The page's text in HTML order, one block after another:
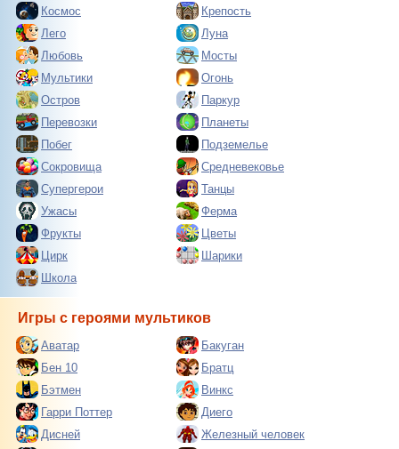
Космос
Крепость
Лего
Луна
Любовь
Мосты
Мультики
Огонь
Остров
Паркур
Перевозки
Планеты
Побег
Подземелье
Сокровища
Средневековье
Супергерои
Танцы
Ужасы
Ферма
Фрукты
Цветы
Цирк
Шарики
Школа
Игры с героями мультиков
Аватар
Бакуган
Бен 10
Братц
Бэтмен
Винкс
Гарри Поттер
Диего
Дисней
Железный человек